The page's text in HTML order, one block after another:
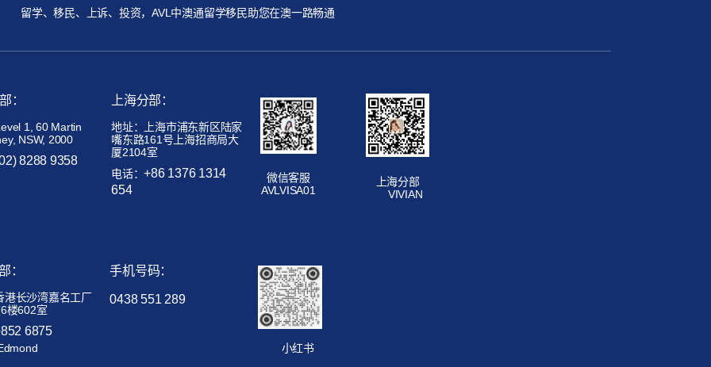
留学、移民、上诉、投资，AVL中澳通留学移民助您在澳一路畅通
：
1, 60 Martin
NSW, 2000
8288 9358
上海分部：
地址：上海市浦东新区陆家
嘴东路161号上海招商局大
厦2104室
电话：+86 1376 1314
654
微信客服
AVLVISA01
上海分部
VIVIAN
：
港长沙湾嘉名工厂
楼602室
6875
手机号码：
0438 551 289
小红书